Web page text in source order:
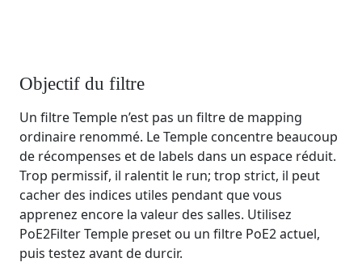
Objectif du filtre
Un filtre Temple n’est pas un filtre de mapping
ordinaire renommé. Le Temple concentre beaucoup
de récompenses et de labels dans un espace réduit.
Trop permissif, il ralentit le run; trop strict, il peut
cacher des indices utiles pendant que vous
apprenez encore la valeur des salles. Utilisez
PoE2Filter Temple preset ou un filtre PoE2 actuel,
puis testez avant de durcir.